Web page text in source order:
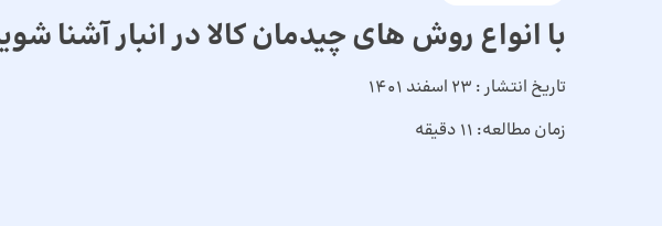
با انواع روش های چیدمان کالا در انبار آشنا
تاریخ انتشار : 23 اسفند 1401
زمان مطالعه: 11 دقیقه